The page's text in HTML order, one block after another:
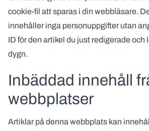
cookie-fil att sparas i din webbläsare.
innehåller inga personuppgifter utan
ID för den artikel du just redigerade och
dygn.
Inbäddad innehåll
webbplatser
Artiklar på denna webbplats kan